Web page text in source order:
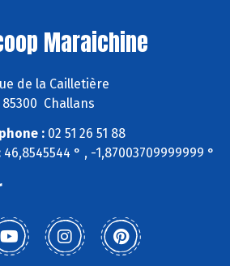
Maraichine
de la Cailletière
85300 Challans
:02 51 26 51 88
46,8545544 ° , -1,87003709999999 °